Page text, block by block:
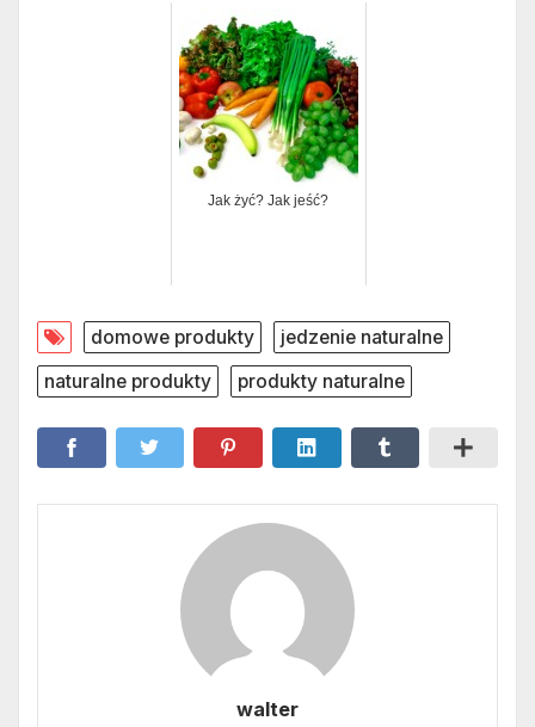
Jak żyć? Jak jeść?
domowe produkty
jedzenie naturalne
naturalne produkty
produkty naturalne
walter